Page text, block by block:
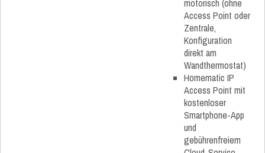
motorisch (ohne
Access Point oder
Zentrale,
Konfiguration
direkt am
Wandthermostat)
Homematic IP
Access Point mit
kostenloser
Smartphone-App
und
gebührenfreiem